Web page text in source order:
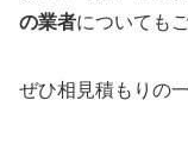
の業者についても
ぜひ相見積もりの